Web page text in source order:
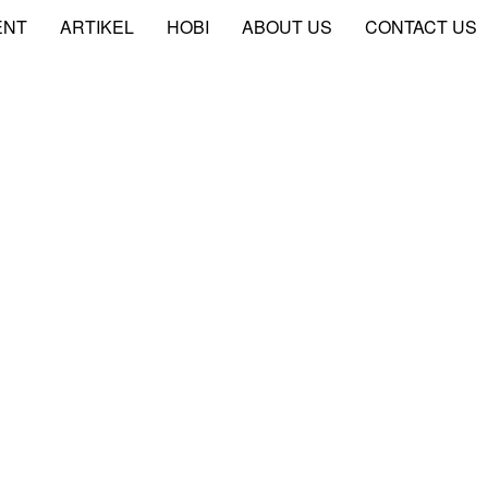
ARTIKEL HOBI ABOUT US CONTACT US